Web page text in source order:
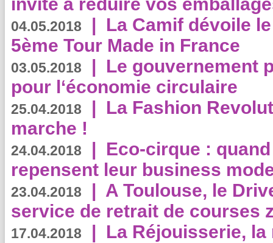
04.05.2018 | La Camif dévoile
5ème Tour Made in France
03.05.2018 | Le gouvernement
pour l‘économie circulaire
25.04.2018 | La Fashion
marche !
24.04.2018 | Eco-cirque :
repensent leur business
23.04.2018 | A Toulouse, le
service de retrait de courses
17.04.2018 | La Réjouisserie,